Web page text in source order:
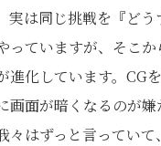
実は同じ挑戦を『どう
っていますが、そこか
進化しています。CG
画面が暗くなるのが嫌
々はずっと言ってい